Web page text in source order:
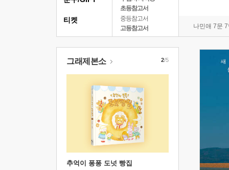
초등참고서
중등참고서
고등참고서
나민애 7문
티켓
그래제본소
추억이 퐁퐁 도넛 빵집
2/5